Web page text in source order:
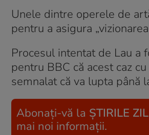
Unele dintre operele de
pentru a asigura
Procesul intentat de Lau a
pentru BBC că acest caz
semnalat că va lupta până
Abonați-vă la ȘTIRILE
mai noi informații.